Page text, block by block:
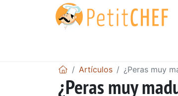
Artículos ¿Peras muy
¿Peras muy